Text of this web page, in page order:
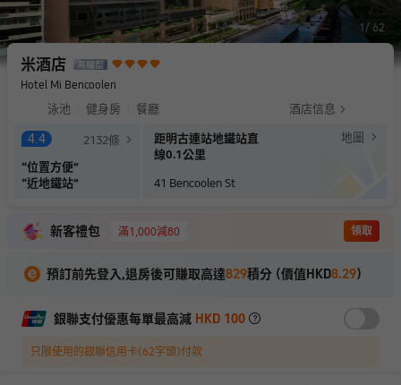
1 62
米酒店
Hotel Mi Bencoolen
泳池 健身房 餐廳 酒店信息
4.4 2132條
“位置方便”
“近地鐵站”
距明古連站地鐵站直
線0.1公里
地圖
41 Bencoolen St
新客禮包 滿1,000減80 領取
預訂前先登入,退房後可賺取高達829積分 (價值HKD8.29)
銀聯支付優惠每單最高減 HKD 100
只限使用的銀聯信用卡(62字頭)付款